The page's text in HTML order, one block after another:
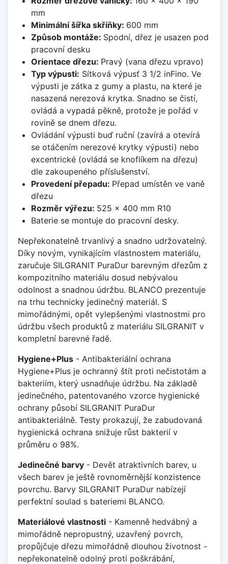
mm
Minimální šířka skříňky: 600 mm
Způsob montáže: Spodní, dřez je usazen pod
pracovní desku
Orientace dřezu: Pravý (vana dřezu vpravo)
Typ výpusti: Sítková výpusť 3 1/2 inFino. Ve
výpusti je zátka z gumy a plastu, na které je
nasazená nerezová krytka. Snadno se čistí,
ovládá a vypadá pěkně, protože je pořád v
rovině se dnem dřezu.
Ovládání výpusti buď ruční (zavírá a otevírá
se otáčením nerezové krytky výpusti) nebo
excentrické (ovládá se knoflíkem na dřezu)
dle zakoupeného příslušenství.
Provedení přepadu: Přepad umístěn ve vaně
dřezu
Rozměr výřezu: 525 x 400 mm R10
Baterie se montuje do pracovní desky.
Nepřekonatelně trvanlivý a snadno udržovatelný.
Díky novým, vynikajícím vlastnostem materiálu,
zaručuje SILGRANIT PuraDur barevným dřezům z
kompozitního materiálu dosud nebývalou
odolnost a snadnou údržbu. BLANCO prezentuje
na trhu technicky jedinečný materiál. S
mimořádnými, opět vylepšenými vlastnostmi pro
údržbu všech produktů z materiálu SILGRANIT v
kompletní barevné řadě.
Hygiene+Plus - Antibakteriální ochrana
Hygiene+Plus je ochranný štít proti nečistotám a
bakteriím, který usnadňuje údržbu. Na základě
jedinečného, patentovaného vzorce hygienické
ochrany působí SILGRANIT PuraDur
antibakteriálně. Testy prokazují, že zabudovaná
hygienická ochrana snižuje růst bakterií v
průměru o 98%.
Jedinečné barvy - Devět atraktivních barev, u
všech barev je ještě rovnoměrnější konzistence
povrchu. Barvy SILGRANIT PuraDur nabízejí
perfektní soulad s bateriemi BLANCO.
Materiálové vlastnosti - Kamenně hedvábný a
mimořádně nepropustný, uzavřený povrch,
propůjčuje dřezu mimořádně dlouhou životnost -
nepřekonatelně odolný proti poškrábání,